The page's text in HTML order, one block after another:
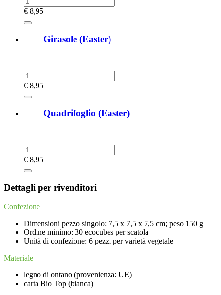
€ 8,95
Girasole (Easter)
€ 8,95
Quadrifoglio (Easter)
€ 8,95
Dettagli per rivenditori
Confezione
Dimensioni pezzo singolo: 7,5 x 7,5 x 7,5 cm; peso 150 g
Ordine minimo: 30 ecocubes per scatola
Unità di confezione: 6 pezzi per varietà vegetale
Materiale
legno di ontano (provenienza: UE)
carta Bio Top (bianca)